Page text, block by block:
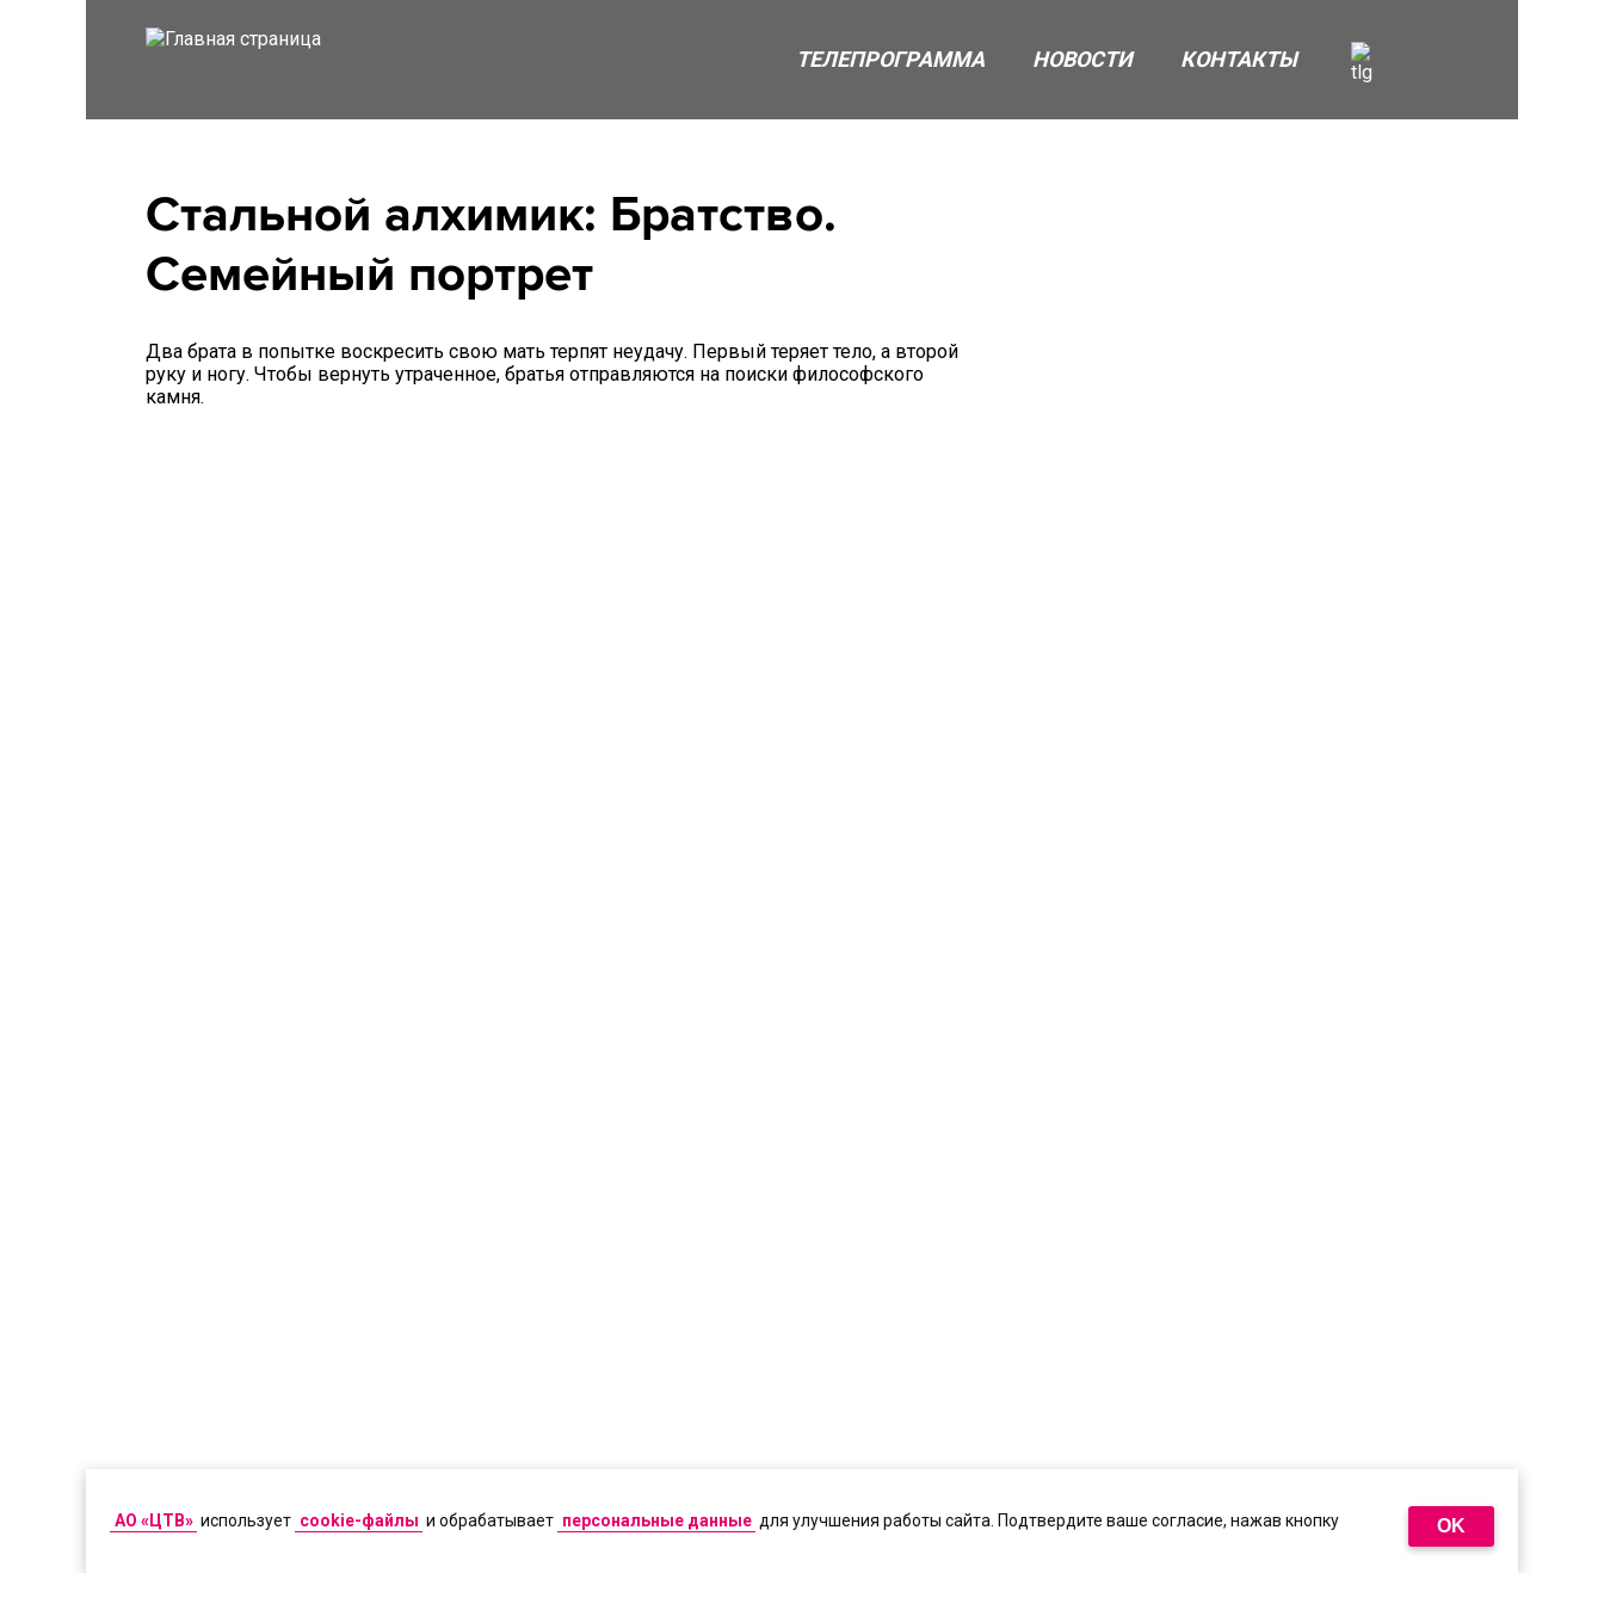
ТЕЛЕПРОГРАММА НОВОСТИ КОНТАКТЫ
Стальной алхимик: Братство.
Семейный портрет
Два брата в попытке воскресить свою мать терпят неудачу. Первый теряет тело, а второй
руку и ногу. Чтобы вернуть утраченное, братья отправляются на поиски философского
камня.
АО «ЦТВ» использует cookie-файлы и обрабатывает персональные данные для улучшения работы сайта. Подтвердите ваше согласие, нажав кнопку OK